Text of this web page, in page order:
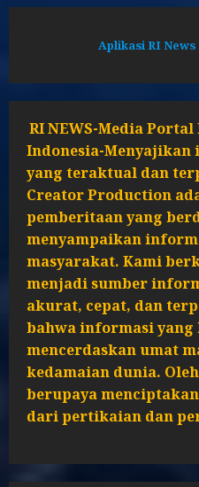
Aplikasi RI
RI NEWS-Media
Indonesia-
yang teraktual dan
Creator Production
pemberitaan yang
menyampaikan
masyarakat. Kami
menjadi sumber
akurat, cepat, dan
bahwa informasi yang
mencerdaskan umat
kedamaian dunia.
berupaya
dari pertikaian dan